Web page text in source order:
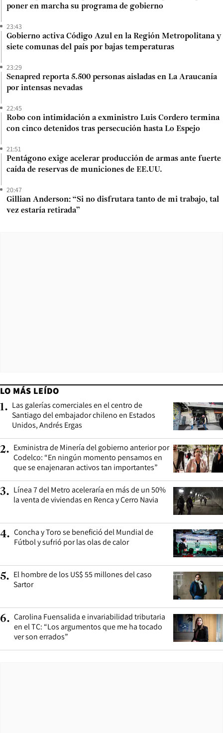
poner en marcha su programa de gobierno
23:43
Gobierno activa Código Azul en la Región Metropolitana y
siete comunas del país por bajas temperaturas
23:29
Senapred reporta 5.500 personas aisladas en La Araucanía
por intensas nevadas
22:45
Robo con intimidación a exministro Luis Cordero termina
con cinco detenidos tras persecución hasta Lo Espejo
21:51
Pentágono exige acelerar producción de armas ante fuerte
caída de reservas de municiones de EE.UU.
20:47
Gillian Anderson: “Si no disfrutara tanto de mi trabajo, tal
vez estaría retirada”
LO MÁS LEÍDO
1. Las galerías comerciales en el centro de
Santiago del embajador chileno en Estados
Unidos, Andrés Ergas
2. Exministra de Minería del gobierno anterior por
Codelco: “En ningún momento pensamos en
que se enajenaran activos tan importantes”
3. Línea 7 del Metro aceleraría en más de un 50%
la venta de viviendas en Renca y Cerro Navia
4. Concha y Toro se benefició del Mundial de
Fútbol y sufrió por las olas de calor
5. El hombre de los US$ 55 millones del caso
Sartor
6. Carolina Fuensalida e invariabilidad tributaria
en el TC: “Los argumentos que me ha tocado
ver son errados”